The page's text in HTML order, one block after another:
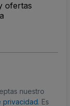
ofertas
nuestro
privacidad. Es